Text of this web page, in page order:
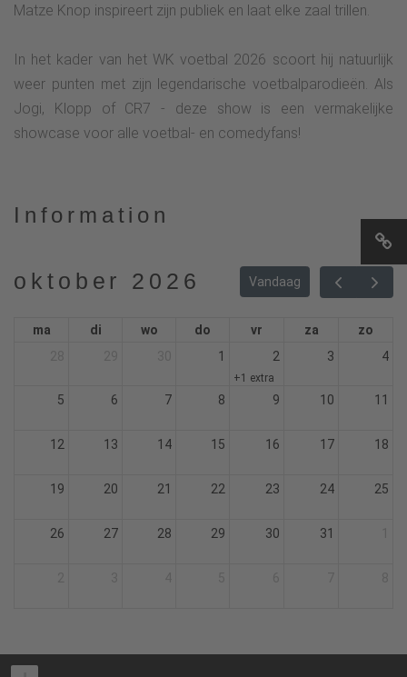
Matze Knop inspireert zijn publiek en laat elke zaal trillen.
In het kader van het WK voetbal 2026 scoort hij natuurlijk
weer punten met zijn legendarische voetbalparodieën. Als
Jogi, Klopp of CR7 - deze show is een vermakelijke
showcase voor alle voetbal- en comedyfans!
Information
oktober 2026 Vandaag
ma di wo do vr za
zo
1 2
+1 extra
3 4
5 6 7 8 9 10 11
12 13 14 15 16 17 18
19 20 21 22 23 24 25
26 27 28 29 30 31